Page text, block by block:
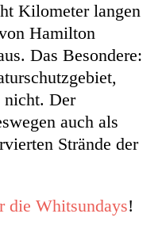
Kilometer langen
Hamilton
Das Besondere:
nicht. Der
auch als
Strände der
die Whitsundays!